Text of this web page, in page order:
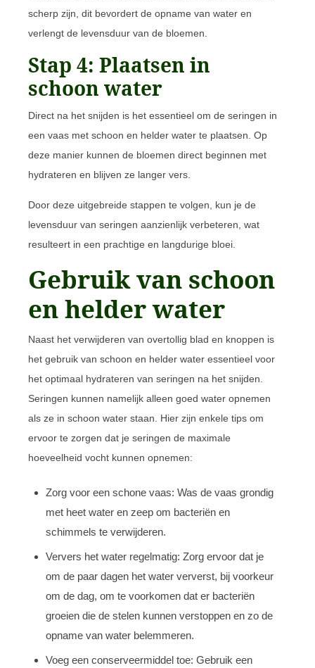
scherp zijn, dit bevordert de opname van water en
verlengt de levensduur van de bloemen.
Stap 4: Plaatsen in
schoon water
Direct na het snijden is het essentieel om de seringen in
een vaas met schoon en helder water te plaatsen. Op
deze manier kunnen de bloemen direct beginnen met
hydrateren en blijven ze langer vers.
Door deze uitgebreide stappen te volgen, kun je de
levensduur van seringen aanzienlijk verbeteren, wat
resulteert in een prachtige en langdurige bloei.
Gebruik van schoon
en helder water
Naast het verwijderen van overtollig blad en knoppen is
het gebruik van schoon en helder water essentieel voor
het optimaal hydrateren van seringen na het snijden.
Seringen kunnen namelijk alleen goed water opnemen
als ze in schoon water staan. Hier zijn enkele tips om
ervoor te zorgen dat je seringen de maximale
hoeveelheid vocht kunnen opnemen:
Zorg voor een schone vaas: Was de vaas grondig
met heet water en zeep om bacteriën en
schimmels te verwijderen.
Ververs het water regelmatig: Zorg ervoor dat je
om de paar dagen het water ververst, bij voorkeur
om de dag, om te voorkomen dat er bacteriën
groeien die de stelen kunnen verstoppen en zo de
opname van water belemmeren.
Voeg een conserveermiddel toe: Gebruik een